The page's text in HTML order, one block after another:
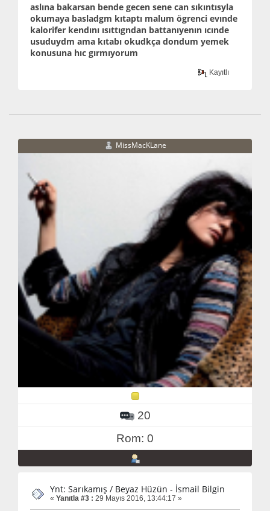
aslına bakarsan bende gecen sene can sıkıntısyla
okumaya basladgm kıtaptı malum ögrenci evınde
kalorifer kendını ısıttıgndan battanıyenın ıcınde
usuduydm ama kıtabı okudkça dondum yemek
konusuna hıc gırmıyorum
Kayıtlı
MissMacKLane
20
Rom: 0
Ynt: Sarıkamış / Beyaz Hüzün - İsmail Bilgin
« Yanıtla #3 : 29 Mayıs 2016, 13:44:17 »